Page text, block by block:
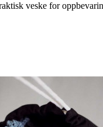
veske for